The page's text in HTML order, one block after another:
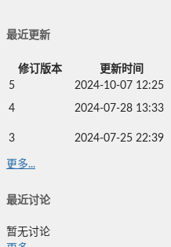
最近更新
修订版本 更新时间
5
2024-10-07 12:25
4 2024-07-28 13:33
3 2024-07-25 22:39
更多...
最近讨论
暂无讨论